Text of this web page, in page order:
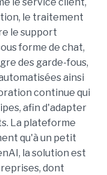
le traitement
le support
forme de chat,
des garde-fous,
ainsi
continue qui
afin d'adapter
La plateforme
qu'à un petit
la solution est
dont